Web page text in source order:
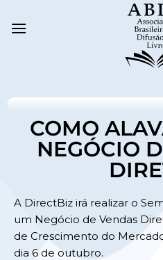
COMO
NEGÓCIO
A DirectBiz irá realizar o
um Negócio de Vendas
de Crescimento do
dia 6 de outubro.